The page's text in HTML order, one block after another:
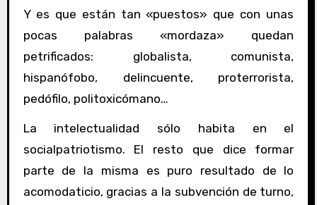
Y es que están tan «puestos» que con unas
pocas palabras «mordaza» quedan
petrificados: globalista, comunista,
hispanófobo, delincuente, proterrorista,
pedófilo, politoxicómano…
La intelectualidad sólo habita en el
socialpatriotismo. El resto que dice formar
parte de la misma es puro resultado de lo
acomodaticio, gracias a la subvención de turno,